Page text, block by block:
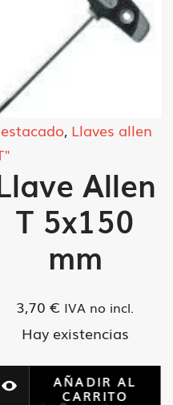
, Llaves allen
Allen
T 5x150
mm
3,70€ IVA no incl.
Hay existencias
AÑADIR AL
CARRITO